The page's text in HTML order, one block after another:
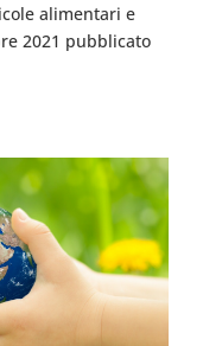
alimentari e
2021 pubblicato